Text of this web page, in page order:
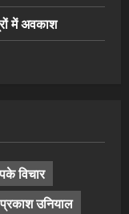
में अवकाश
विचार
उनियाल